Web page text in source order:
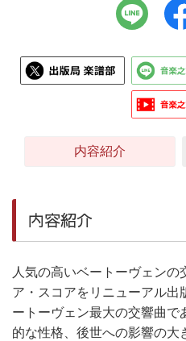
内容紹介
内容紹介
人気の高いベートーヴェンの
ア・スコアをリニューアル出
ートーヴェン最大の交響曲
的な性格、後世への影響の